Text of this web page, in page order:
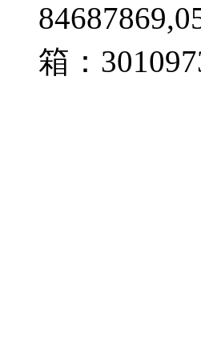
箱：